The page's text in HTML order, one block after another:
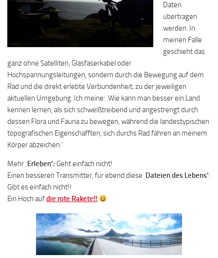
Daten
übertragen
werden. In
meinen Falle
geschieht das
ganz ohne Satelliten, Glasfaserkabel oder
Hochspannungsleitungen, sondern durch die Bewegung auf dem
Rad und die direkt erlebte Verbundenheit, zu der jeweiligen
aktuellen Umgebung. Ich meine: ‚Wie kann man besser ein Land
kennen lernen, als sich schweißtreibend und angestrengt durch
dessen Flora und Fauna zu bewegen, während die landestypischen
topografischen Eigenschafften, sich durchs Rad fahren an meinem
Körper abzeichen.‘
Mehr ‚Erleben‘: Geht einfach nicht!
Einen besseren Transmitter, für ebend diese ‚ Dateien des Lebens‘:
Gibt es einfach nicht!!
Ein Hoch aufdie rote Rakete!!